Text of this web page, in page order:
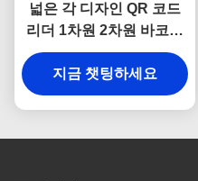
넓은 각 디자인 QR 코드
리더 1차원 2차원 바코드
스캔 엔진
지금 챗팅하세요